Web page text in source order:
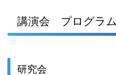
講演会 プログラム
研究会